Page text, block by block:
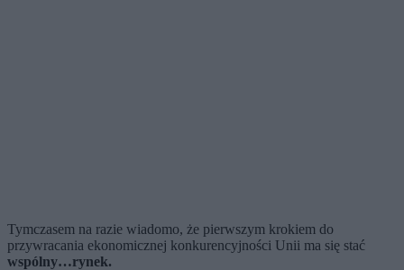
Tymczasem na razie wiadomo, że pierwszym krokiem do
przywracania ekonomicznej konkurencyjności Unii ma się stać
wspólny…rynek.